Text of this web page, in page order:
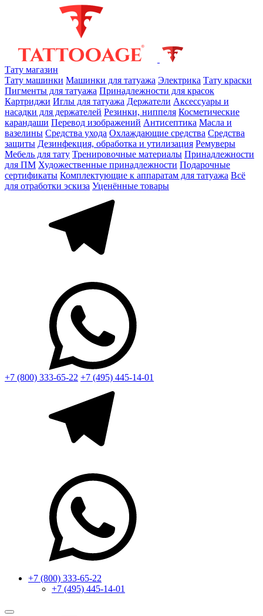
Тату магазин
Тату машинки Машинки для татуажа Электрика Тату краски
Пигменты для татуажа Принадлежности для красок
Картриджи Иглы для татуажа Держатели Аксессуары и
насадки для держателей Резинки, ниппеля Косметические
карандаши Перевод изображений Антисептика Масла и
вазелины Средства ухода Охлаждающие средства Средства
защиты Дезинфекция, обработка и утилизация Ремуверы
Мебель для тату Тренировочные материалы Принадлежности
для ПМ Художественные принадлежности Подарочные
сертификаты Комплектующие к аппаратам для татуажа Всё
для отработки эскиза Уценённые товары
+7 (800) 333-65-22 +7 (495) 445-14-01
+7 (800) 333-65-22
+7 (495) 445-14-01